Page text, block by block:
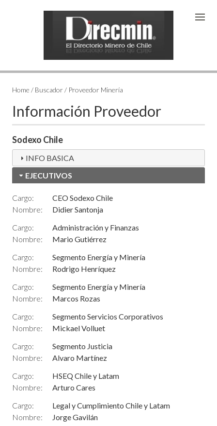
Home / Buscador / Proveedor Minería
Información Proveedor
Sodexo Chile
INFO BASICA
EJECUTIVOS
Cargo:
CEO Sodexo Chile
Nombre:
Didier Santonja
Cargo:
Administración y Finanzas
Nombre:
Mario Gutiérrez
Cargo:
Segmento Energía y Minería
Nombre:
Rodrigo Henríquez
Cargo:
Segmento Energía y Minería
Nombre:
Marcos Rozas
Cargo:
Segmento Servicios Corporativos
Nombre:
Mickael Volluet
Cargo:
Segmento Justicia
Nombre:
Alvaro Martínez
Cargo:
HSEQ Chile y Latam
Nombre:
Arturo Cares
Cargo:
Legal y Cumplimiento Chile y Latam
Nombre:
Jorge Gavilán